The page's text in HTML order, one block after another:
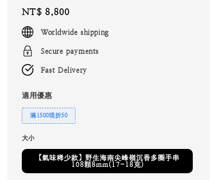
Regular
price
NT$ 8,800
Worldwide shipping
Secure payments
Fast Delivery
適用優惠
滿1500現折50
大小
【氣味稀少款】野生海南尖峰嶺沉香多圈手串
108顆8mm(17-18克)